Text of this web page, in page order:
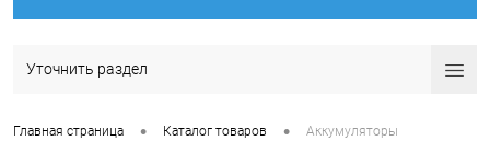
Уточнить раздел
Главная страница • Каталог товаров • Аккумуляторы